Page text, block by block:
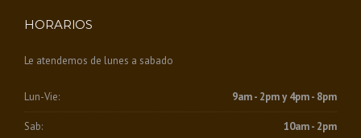
HORARIOS
Le atendemos de lunes a sabado
Lun-Vie: 9am - 2pm y 4pm - 8pm
Sab: 10am - 2pm